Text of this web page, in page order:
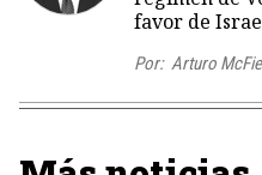
favor de
Por: Arturo